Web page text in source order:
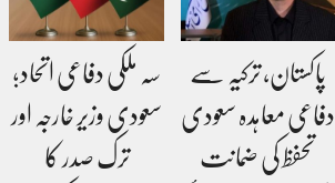
پاکستان، ترکیہ سے
دفاعی معاہدہ سعودی
تحفظ کی ضمانت
سہ ملکی دفاعی اتحاد؛
سعودی وزیر خارجہ اور
ترک صدر کا